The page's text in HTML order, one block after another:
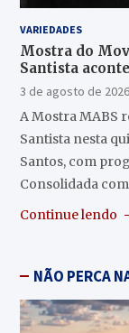
VARIEDADES
Mostra do
Santista
Guarany
3 de agosto de 2026
A Mostra MABS
Santista nesta
Santos, com
Consolidada
Continue lendo
NÃO PERCA